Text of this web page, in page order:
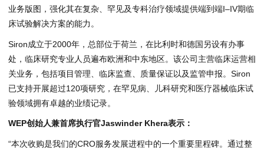
业务版图，强化其在复杂、罕见及专科治疗领域提供端到端I–IV期临
床试验解决方案的能力。
Siron成立于2000年，总部位于荷兰，在比利时和德国另设有办事
处，临床研究专业人员遍布欧洲和中东地区。该公司主营临床运营相
关业务，包括项目管理、临床监查、质量保证以及监管申报。Siron
已支持开展超过120项研究，在罕见病、儿科研究和医疗器械临床试
验领域拥有卓越的业绩记录。
WEP创始人兼首席执行官Jaswinder Khera表示：
“本次收购是我们的CRO服务发展进程中的一个重要里程碑。通过整